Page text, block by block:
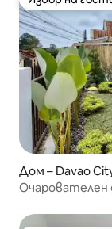
Избор на
Дом – Davao
Очарователен